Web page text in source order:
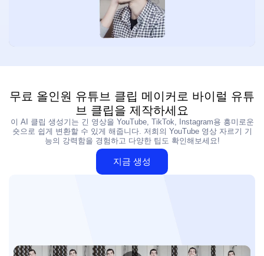
무료 올인원 유튜브 클립 메이커로 바이럴 유튜
브 클립을 제작하세요
이 AI 클립 생성기는 긴 영상을 YouTube, TikTok, Instagram용 흥미로운
숏으로 쉽게 변환할 수 있게 해줍니다. 저희의 YouTube 영상 자르기 기
능의 강력함을 경험하고 다양한 팁도 확인해보세요!
지금 생성